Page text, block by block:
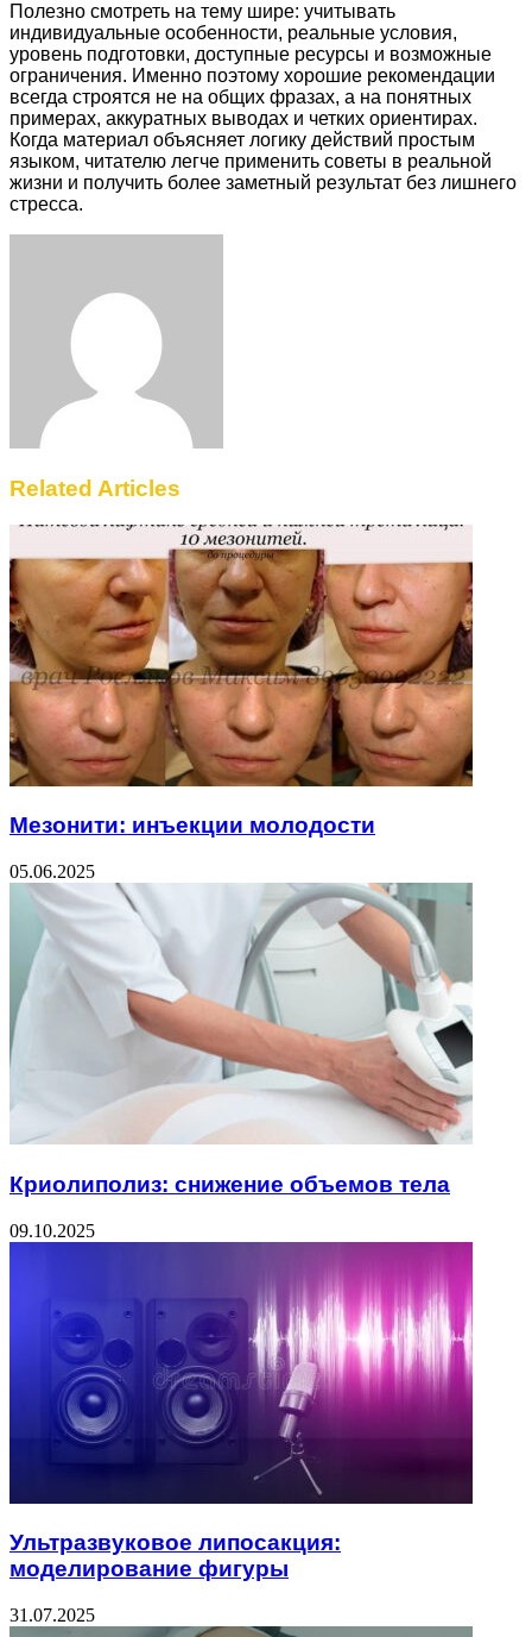
Полезно смотреть на тему шире: учитывать
индивидуальные особенности, реальные условия,
уровень подготовки, доступные ресурсы и возможные
ограничения. Именно поэтому хорошие рекомендации
всегда строятся не на общих фразах, а на понятных
примерах, аккуратных выводах и четких ориентирах.
Когда материал объясняет логику действий простым
языком, читателю легче применить советы в реальной
жизни и получить более заметный результат без лишнего
стресса.
Related Articles
Мезонити: инъекции молодости
05.06.2025
Криолиполиз: снижение объемов тела
09.10.2025
Ультразвуковое липосакция:
моделирование фигуры
31.07.2025